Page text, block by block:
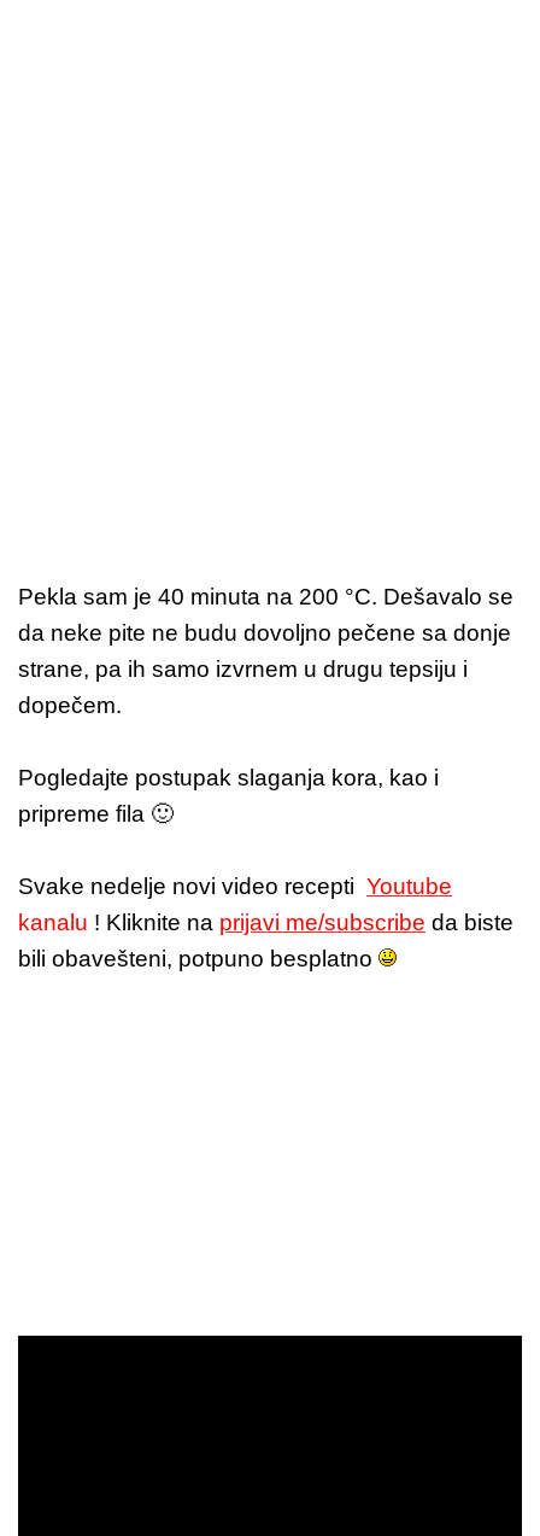
Pekla sam je 40 minuta na 200 °C. Dešavalo se
da neke pite ne budu dovoljno pečene sa donje
strane, pa ih samo izvrnem u drugu tepsiju i
dopečem.
Pogledajte postupak slaganja kora, kao i
pripreme fila 🙂
Svake nedelje novi video recepti Youtube
kanalu ! Kliknite na prijavi me/subscribe da biste
bili obavešteni, potpuno besplatno